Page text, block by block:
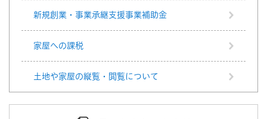
新規創業・事業承継支援事業補助金
家屋への課税
土地や家屋の縦覧・閲覧について